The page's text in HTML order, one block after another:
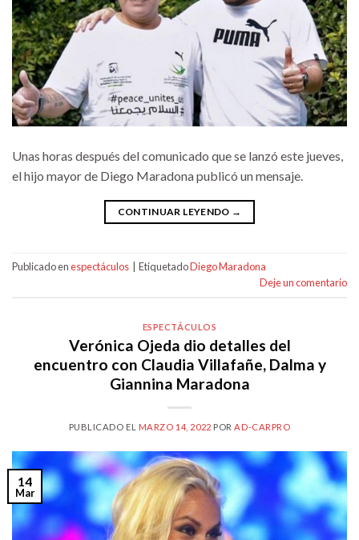
Unas horas después del comunicado que se lanzó este jueves,
el hijo mayor de Diego Maradona publicó un mensaje.
CONTINUAR LEYENDO →
Publicado enespectáculos EtiquetadoDiego Maradona
Deje un comentario
ESPECTÁCULOS
Verónica Ojeda dio detalles del
encuentro con Claudia Villafañe, Dalma y
Giannina Maradona
PUBLICADO EL MARZO 14, 2022 PORAD-CARPRO
14
Mar